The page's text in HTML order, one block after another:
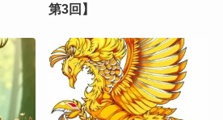
第3回】